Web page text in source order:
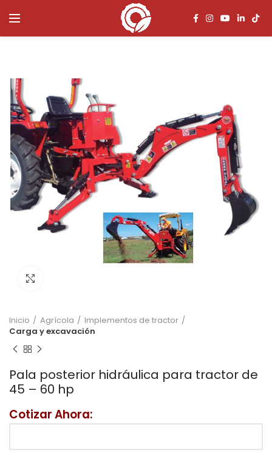
Inicio Agrícola
Implementos de tractor
Carga y excavación
Pala posterior hidráulica para tractor de
45 – 60 hp
Cotizar Ahora: